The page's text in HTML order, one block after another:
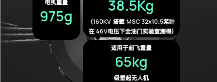
电机重量
975g
38.5Kg
（160KV 搭载 MSC 32x10.5桨叶
在 46V电压下全油门实验室测得)
适用于起飞重量
65kg
级垂起无人机